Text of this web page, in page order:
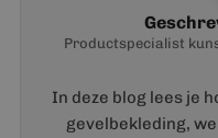
Productspecialist
In deze blog lees je
gevelbekleding,